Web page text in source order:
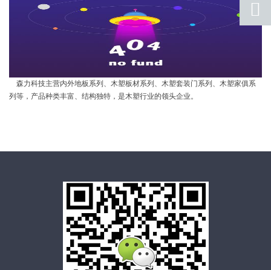
森力科技主营内外地板系列、木塑板材系列、木塑套装门系列、木塑家俱系
列等，产品种类丰富、结构独特，是木塑行业的领头企业。
qq
联系